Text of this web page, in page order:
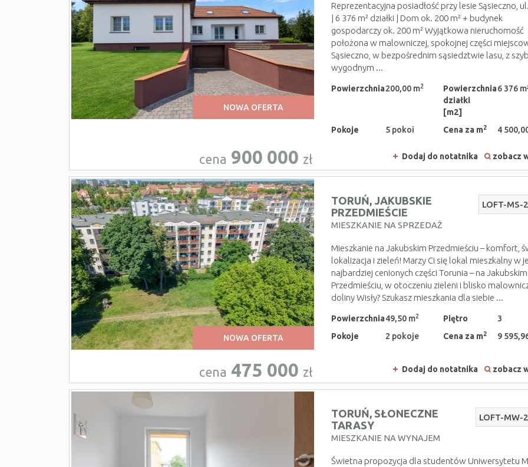
NOWA OFERTA
Reprezentacyjna posiadłość przy lesie Sąsieczno,
| 6 376 m² działki | Dom ok. 200 m² + budynek
gospodarczy ok. 200 m² Wyjątkowa nieruchomość
położona w malowniczej, spokojnej części
Sąsieczno, w bezpośrednim sąsiedztwie lasu, z
wygodnym ...
Powierzchnia200,00 m2
Powierzchnia
działki
[m2]
6 376
Pokoje 5 pokoi Cena za m2 4
cena 900 000 zł Dodaj do notatnika zobacz
NOWA OFERTA
TORUŃ, JAKUBSKIE
PRZEDMIEŚCIE
MIESZKANIE NA SPRZEDAŻ
LOFT-MS-
Mieszkanie na Jakubskim Przedmieściu – komfort,
lokalizacja i zieleń! Marzy Ci się lokal mieszkalny w
najbardziej cenionych części Torunia – na Jakubskim
Przedmieściu, w otoczeniu zieleni i blisko
doliny Wisły? Szukasz mieszkania dla siebie ...
Powierzchnia49,50 m2 Piętro
3
Pokoje
2 pokoje Cena za m2 9
cena 475 000 zł Dodaj do notatnika zobacz
TORUŃ, SŁONECZNE
TARASY
MIESZKANIE NA WYNAJEM
LOFT-MW-
Świetna propozycja dla studentów Uniwersytetu